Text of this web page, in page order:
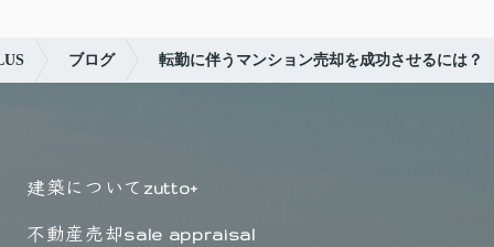
ブログ 転勤に伴うマンション売却を成功させるには？
建築について zutto+
不動産売却sale appraisal